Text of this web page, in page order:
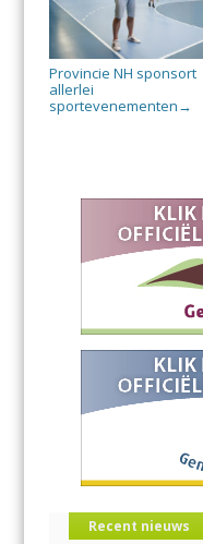
Provincie NH sponsort
allerlei
sportevenementen →
Recent nieuws